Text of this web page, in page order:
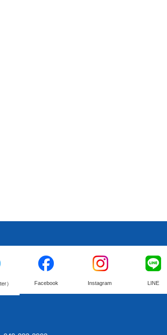
） Facebook Instagram LINE